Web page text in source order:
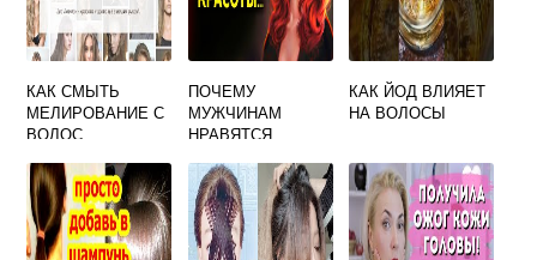
КАК СМЫТЬ
МЕЛИРОВАНИЕ С
ВОЛОС
ПОЧЕМУ
МУЖЧИНАМ
НРАВЯТСЯ
ВОЛОСЫ У
ДЕВУШЕК
КАК ЙОД ВЛИЯЕТ
НА ВОЛОСЫ